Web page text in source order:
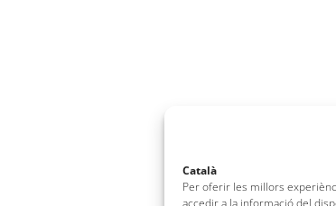
Català
Per oferir les millors
accedir a la informació del